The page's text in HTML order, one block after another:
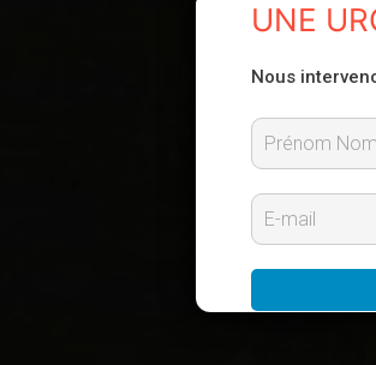
UNE
Nous
r
n
m
E
m
a